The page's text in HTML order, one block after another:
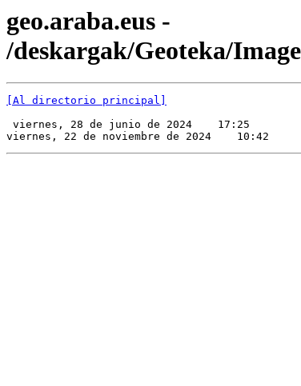
geo.araba.eus -
/deskargak/Geoteka/
[Al directorio principal]
viernes, 28 de junio de 2024    17:25
viernes, 22 de noviembre de 2024    10:42